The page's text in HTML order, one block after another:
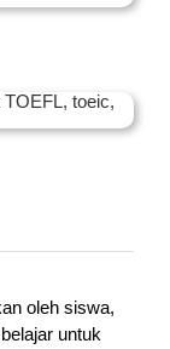
oleh siswa,
untuk